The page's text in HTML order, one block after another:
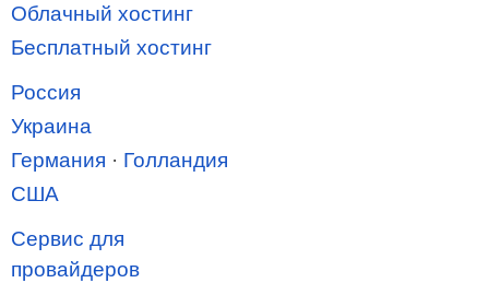
Облачный хостинг
Бесплатный хостинг
Россия
Украина
Германия · Голландия
США
Сервис для
провайдеров